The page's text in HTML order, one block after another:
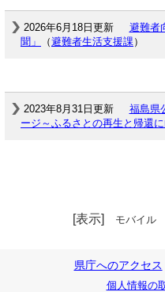
2026年6月18日更新
避難者
聞」
（避難者生活支援課）
2023年8月31日更新
福島県
ージ～ふるさとの再生と帰還
[表示] モバイル
県庁へのアクセス
個人情報の